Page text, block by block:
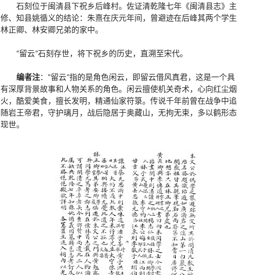
石刻位于闽清县下祝乡后峰村。佐证清乾隆七年《闽清县志》主
修、知县姚循义的结论：朱熹在庆元年间，曾避迹在后峰其两个学生
林正卿、林安卿兄弟的家中。
“留云”石刻存世，将下祝乡的历史，直溯至宋代。
编者注：“留云”指的是角色闲云，即留云借风真君，这是一个具
有深厚背景故事和人物关系的角色。闲云擅使机关奇术，心向红尘烟
火，酷爱美食，擅长发明，精通仙家符箓。传说千年前曾在战争中追
随岩王帝君，守护璃月，战后隐居于奥藏山，无拘无束，多以鹤形态
现世。